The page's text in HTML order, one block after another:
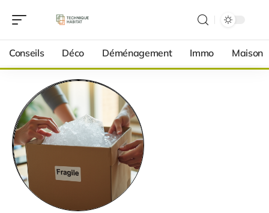
Conseils Déco Déménagement Immo Maison